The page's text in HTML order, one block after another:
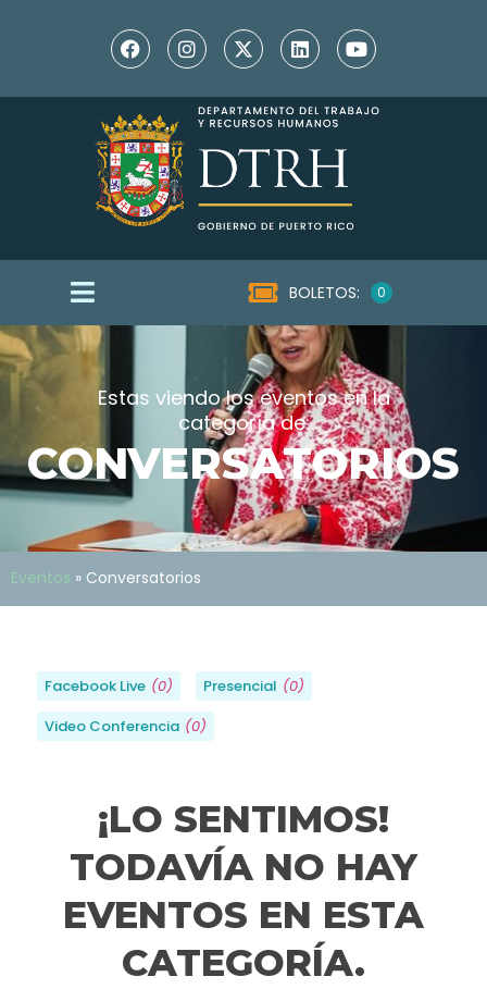
BOLETOS: 0
Estas viendo los eventos en la
categoría de:
CONVERSATORIOS
Eventos » Conversatorios
Facebook Live (0) Presencial (0)
Video Conferencia (0)
¡LO SENTIMOS!
TODAVÍA NO HAY
EVENTOS EN ESTA
CATEGORÍA.